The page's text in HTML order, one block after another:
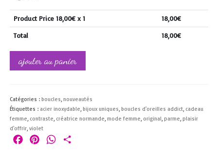
Product Price 18,00€ x 1 18,00€
Total 18,00€
ajouter au panier
Catégories : boucles,nouveautés
Étiquettes : acier inoxydable,bijoux uniques,boucles d'oreilles addict, cadeau
femme, contraste, créatrice normande,mode femme, original,parme,plaisir
d'offrir,violet
FacebookPinterestWhatsApp